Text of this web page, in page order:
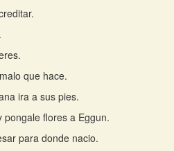
que hace.
ira a sus pies.
pongale flores a Eggun.
para donde nacio.